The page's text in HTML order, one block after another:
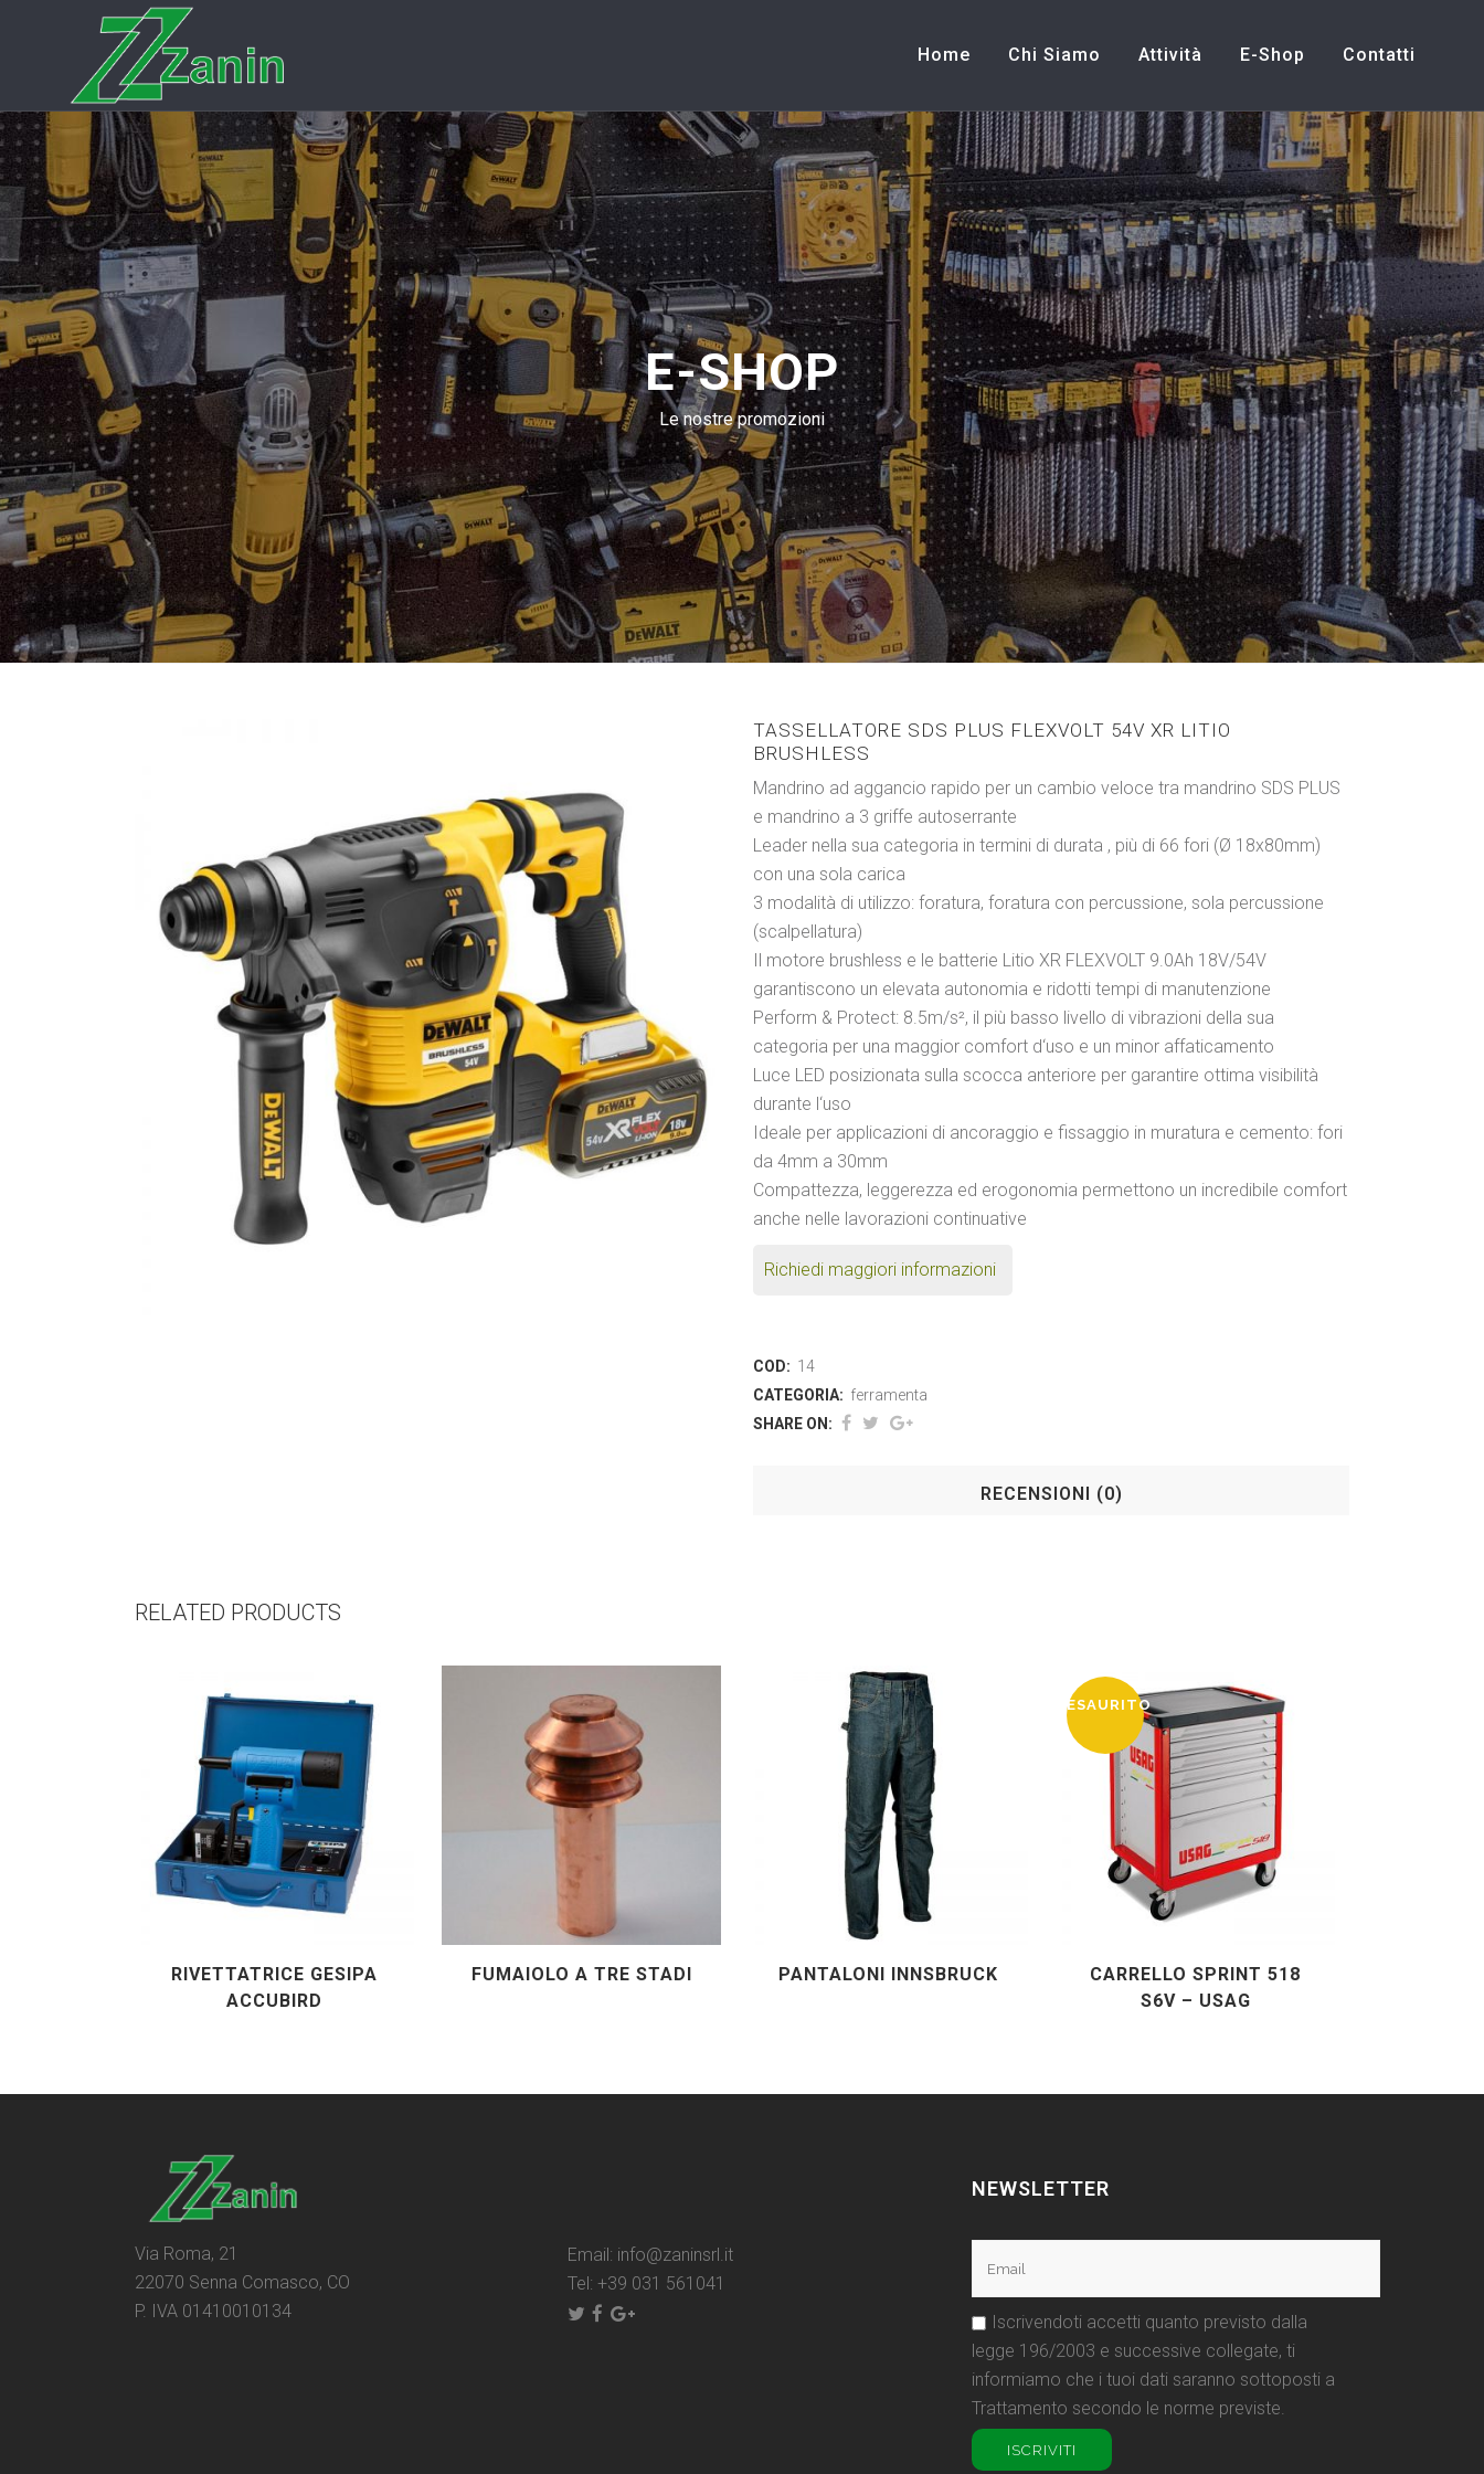
Home Chi Siamo Attività E-Shop Contatti
E-SHOP
Le nostre promozioni
TASSELLATORE SDS PLUS FLEXVOLT 54V XR LITIO
BRUSHLESS
Mandrino ad aggancio rapido per un cambio veloce tra mandrino SDS PLUS
e mandrino a 3 griffe autoserrante
Leader nella sua categoria in termini di durata , più di 66 fori (Ø 18x80mm)
con una sola carica
3 modalità di utilizzo: foratura, foratura con percussione, sola percussione
(scalpellatura)
Il motore brushless e le batterie Litio XR FLEXVOLT 9.0Ah 18V/54V
garantiscono un elevata autonomia e ridotti tempi di manutenzione
Perform & Protect: 8.5m/s², il più basso livello di vibrazioni della sua
categoria per una maggior comfort d‘uso e un minor affaticamento
Luce LED posizionata sulla scocca anteriore per garantire ottima visibilità
durante l‘uso
Ideale per applicazioni di ancoraggio e fissaggio in muratura e cemento: fori
da 4mm a 30mm
Compattezza, leggerezza ed erogonomia permettono un incredibile comfort
anche nelle lavorazioni continuative
Richiedi maggiori informazioni
COD: 14
CATEGORIA: ferramenta
SHARE ON:
RECENSIONI (0)
RELATED PRODUCTS
RIVETTATRICE GESIPA
ACCUBIRD
FUMAIOLO A TRE STADI PANTALONI INNSBRUCK
ESAURITO
CARRELLO SPRINT 518
S6V – USAG
Via Roma, 21
22070 Senna Comasco, CO
P. IVA 01410010134
Email: info@zaninsrl.it
Tel: +39 031 561041
NEWSLETTER
Iscrivendoti accetti quanto previsto dalla
legge 196/2003 e successive collegate, ti
informiamo che i tuoi dati saranno sottoposti a
Trattamento secondo le norme previste.